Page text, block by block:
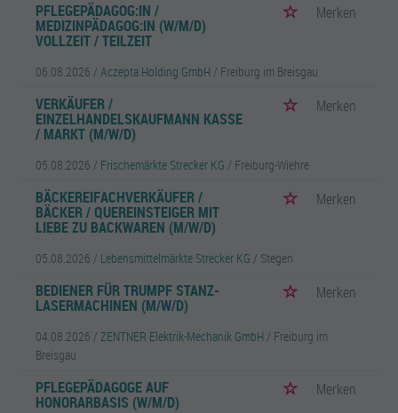
PFLEGEPÄDAGOG:IN /
MEDIZINPÄDAGOG:IN (W/M/D)
VOLLZEIT / TEILZEIT
Merken
06.08.2026 / Aczepta Holding GmbH / Freiburg im Breisgau
VERKÄUFER /
EINZELHANDELSKAUFMANN KASSE
/ MARKT (M/W/D)
Merken
05.08.2026 / Frischemärkte Strecker KG / Freiburg-Wiehre
BÄCKEREIFACHVERKÄUFER /
BÄCKER / QUEREINSTEIGER MIT
LIEBE ZU BACKWAREN (M/W/D)
Merken
05.08.2026 / Lebensmittelmärkte Strecker KG / Stegen
BEDIENER FÜR TRUMPF STANZ-
LASERMACHINEN (M/W/D)
Merken
04.08.2026 / ZENTNER Elektrik-Mechanik GmbH / Freiburg im
Breisgau
PFLEGEPÄDAGOGE AUF
HONORARBASIS (W/M/D)
Merken